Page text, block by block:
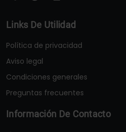
Links De Utilidad
Política de privacidad
Aviso legal
Condiciones generales
Preguntas frecuentes
Información De Contacto